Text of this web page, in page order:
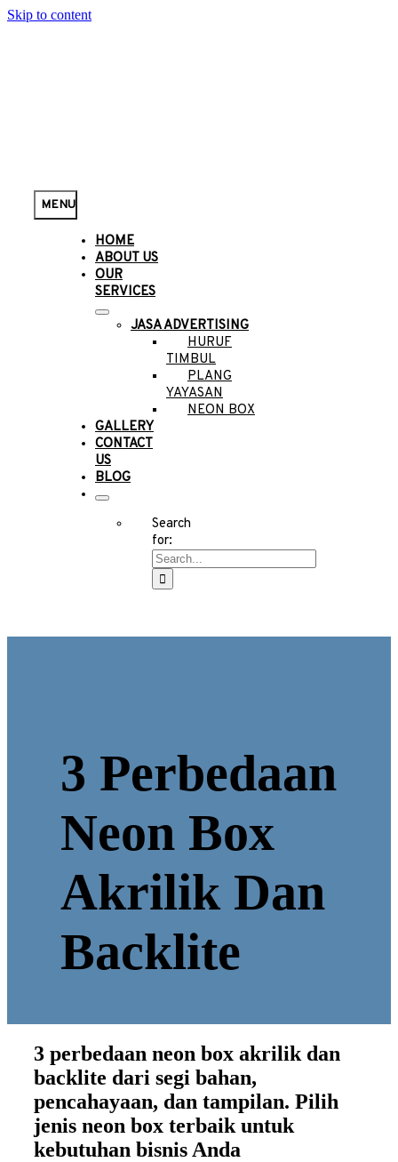
Skip to content
MENU
HOME
ABOUT US
OUR
SERVICES
JASA ADVERTISING
HURUF
TIMBUL
PLANG
YAYASAN
NEON BOX
GALLERY
CONTACT
US
BLOG
Search
for:
3 Perbedaan
Neon Box
Akrilik Dan
Backlite
3 perbedaan neon box akrilik dan
backlite dari segi bahan,
pencahayaan, dan tampilan. Pilih
jenis neon box terbaik untuk
kebutuhan bisnis Anda